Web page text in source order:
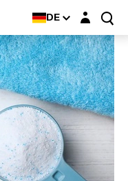
DE Login-Maske